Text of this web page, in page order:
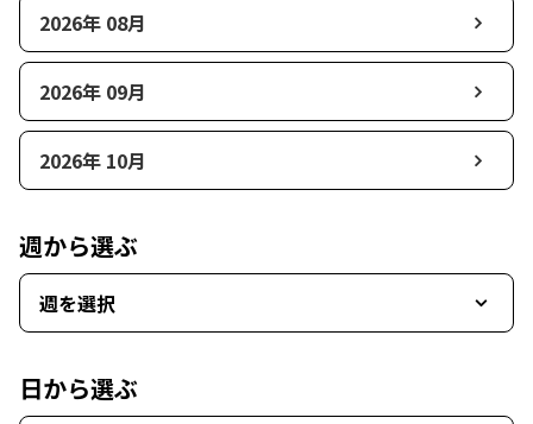
2026年 08月
2026年 09月
2026年 10月
週から選ぶ
週を選択
日から選ぶ